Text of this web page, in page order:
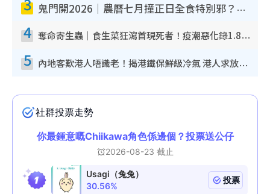
鬼門開2026｜農曆七月撞正日全食特別邪？專家警告切忌做一事！揭4大禁忌+2招保平安
4 奪命寄生蟲｜食生菜狂瀉首現死者！疫潮惡化錄1.8萬宗病例 揭洗菜3大謬誤
5 內地客歎港人唔識老！揭港鐵保鮮級冷氣 港人求放過：咪投訴